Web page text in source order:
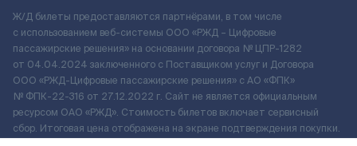
Ж/Д билеты предоставляются партнёрами, в том числе
с использованием веб-системы ООО «РЖД – Цифровые
пассажирские решения» на основании договора № ЦПР-1282
от 04.04.2024 заключенного с Поставщиком услуг и Договора
ООО «РЖД-Цифровые пассажирские решения» c АО «ФПК»
№ ФПК-22-316 от 27.12.2022 г. Сайт не является официальным
ресурсом ОАО «РЖД». Стоимость билетов включает сервисный
сбор. Итоговая цена отображена на экране подтверждения покупки.